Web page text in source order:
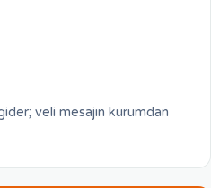
veli mesajın kurumdan